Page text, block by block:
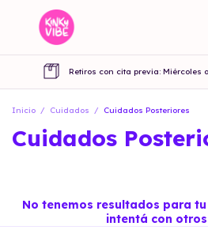
Retiros con cita previa: Miércoles
Inicio / Cuidados / Cuidados Posteriores
Cuidados
No tenemos resultados para
intentá con